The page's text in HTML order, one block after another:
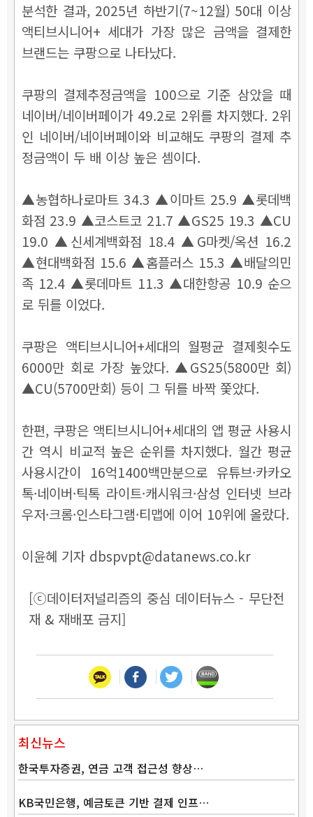
분석한 결과, 2025년 하반기(7~12월) 50대 이상
액티브시니어+ 세대가 가장 많은 금액을 결제한
브랜드는 쿠팡으로 나타났다.
쿠팡의 결제추정금액을 100으로 기준 삼았을 때
네이버/네이버페이가 49.2로 2위를 차지했다. 2위
인 네이버/네이버페이와 비교해도 쿠팡의 결제 추
정금액이 두 배 이상 높은 셈이다.
▲농협하나로마트 34.3 ▲이마트 25.9 ▲롯데백
화점 23.9 ▲코스트코 21.7 ▲GS25 19.3 ▲CU
19.0 ▲신세계백화점 18.4 ▲G마켓/옥션 16.2
▲현대백화점 15.6 ▲홈플러스 15.3 ▲배달의민
족 12.4 ▲롯데마트 11.3 ▲대한항공 10.9 순으
로 뒤를 이었다.
쿠팡은 액티브시니어+세대의 월평균 결제횟수도
6000만 회로 가장 높았다. ▲GS25(5800만 회)
▲CU(5700만회) 등이 그 뒤를 바짝 쫓았다.
한편, 쿠팡은 액티브시니어+세대의 앱 평균 사용시
간 역시 비교적 높은 순위를 차지했다. 월간 평균
사용시간이 16억1400백만분으로 유튜브·카카오
톡·네이버·틱톡 라이트·캐시워크·삼성 인터넷 브라
우저·크롬·인스타그램·티맵에 이어 10위에 올랐다.
이윤혜 기자 dbspvpt@datanews.co.kr
[ⓒ데이터저널리즘의 중심 데이터뉴스 - 무단전
재 & 재배포 금지]
최신뉴스
한국투자증권, 연금 고객 접근성 향상…
KB국민은행, 예금토큰 기반 결제 인프…